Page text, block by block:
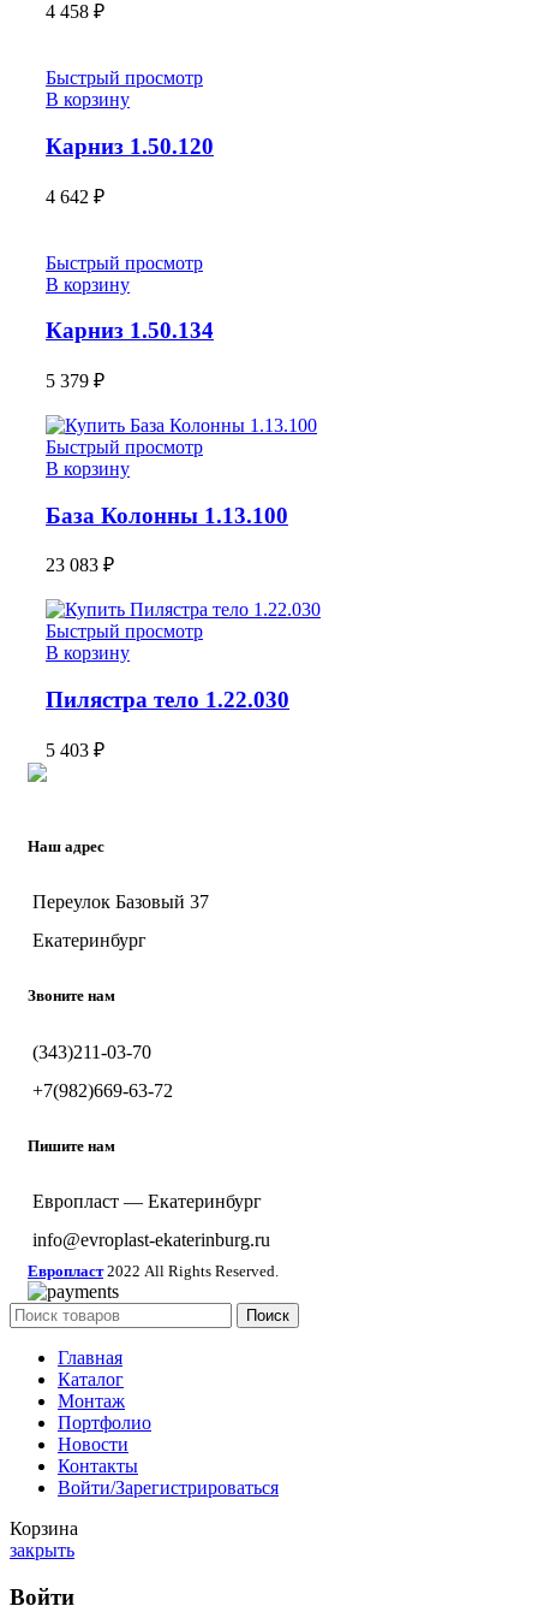
4 458 ₽
Быстрый просмотр
В корзину
Карниз 1.50.120
4 642 ₽
Быстрый просмотр
В корзину
Карниз 1.50.134
5 379 ₽
Быстрый просмотр
В корзину
База Колонны 1.13.100
23 083 ₽
Быстрый просмотр
В корзину
Пилястра тело 1.22.030
5 403 ₽
Наш адрес
Переулок Базовый 37
Екатеринбург
Звоните нам
(343)211-03-70
+7(982)669-63-72
Пишите нам
Европласт — Екатеринбург
info@evroplast-ekaterinburg.ru
Европласт 2022 All Rights Reserved.
Поиск
Главная
Каталог
Монтаж
Портфолио
Новости
Контакты
Войти/Зарегистрироваться
Корзина
закрыть
Войти